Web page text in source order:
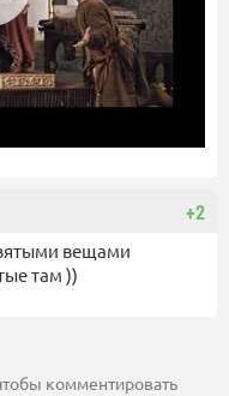
+2
вещами
там ))
комментировать